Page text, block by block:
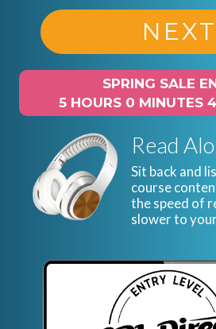
NEXT
SPRING SALE
5 HOURS 0 MINUTES
Read
Sit back and
course
the speed of
slower to